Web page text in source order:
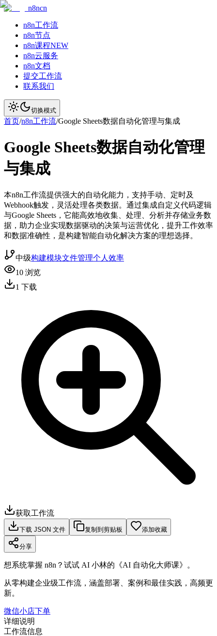
n8ncn
n8n工作流
n8n节点
n8n课程NEW
n8n云服务
n8n文档
提交工作流
联系我们
切换模式
首页/n8n工作流/Google Sheets数据自动化管理与集成
Google Sheets数据自动化管理
与集成
本n8n工作流提供强大的自动化能力，支持手动、定时及
Webhook触发，灵活处理各类数据。通过集成自定义代码逻辑
与Google Sheets，它能高效地收集、处理、分析并存储业务数
据，助力企业实现数据驱动的决策与运营优化，提升工作效率
和数据准确性，是构建智能自动化解决方案的理想选择。
中级构建模块文件管理个人效率
10 浏览
1 下载
获取工作流
下载 JSON 文件 复制到剪贴板 添加收藏
分享
想系统掌握 n8n？试试 AI 小林的《AI 自动化大师课》。
从零构建企业级工作流，涵盖部署、案例和最佳实践，高频更
新。
微信小店下单
详细说明
工作流信息